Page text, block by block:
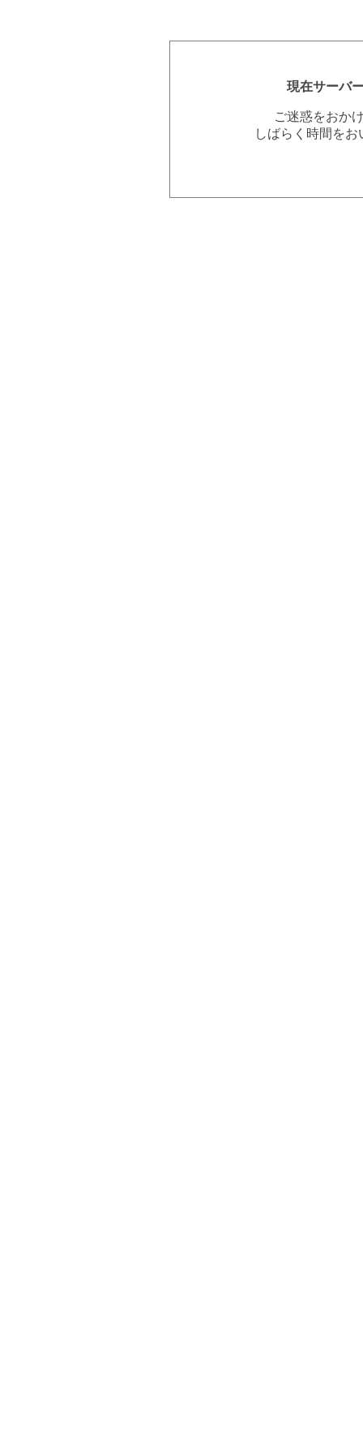
現在サーバ
ご迷惑をおか
しばらく時間を